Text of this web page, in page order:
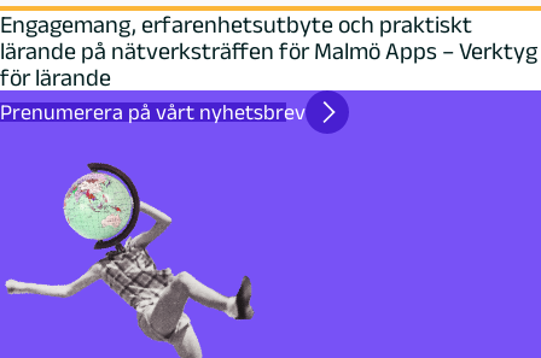
Engagemang, erfarenhetsutbyte och praktiskt
lärande på nätverksträffen för Malmö Apps – Verktyg
för lärande
Prenumerera på vårt nyhetsbrev